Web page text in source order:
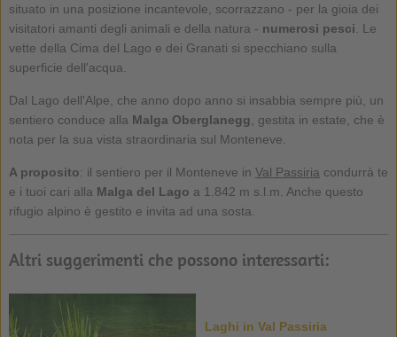
situato in una posizione incantevole, scorrazzano - per la gioia dei
visitatori amanti degli animali e della natura - numerosi pesci . Le
vette della Cima del Lago e dei Granati si specchiano sulla
superficie dell'acqua.
Dal Lago dell'Alpe, che anno dopo anno si insabbia sempre più, un
sentiero conduce alla Malga Oberglanegg , gestita in estate, che è
nota per la sua vista straordinaria sul Monteneve.
A proposito: il sentiero per il Monteneve in Val Passiria condurrà te
e i tuoi cari alla Malga del Lago a 1.842 m s.l.m. Anche questo
rifugio alpino è gestito e invita ad una sosta.
Altri suggerimenti che possono interessarti:
Laghi in Val Passiria